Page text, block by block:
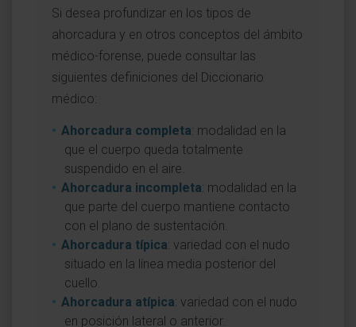
Si desea profundizar en los tipos de
ahorcadura y en otros conceptos del ámbito
médico-forense, puede consultar las
siguientes definiciones del Diccionario
médico:
Ahorcadura completa: modalidad en la
que el cuerpo queda totalmente
suspendido en el aire.
Ahorcadura incompleta: modalidad en la
que parte del cuerpo mantiene contacto
con el plano de sustentación.
Ahorcadura típica: variedad con el nudo
situado en la línea media posterior del
cuello.
Ahorcadura atípica: variedad con el nudo
en posición lateral o anterior.